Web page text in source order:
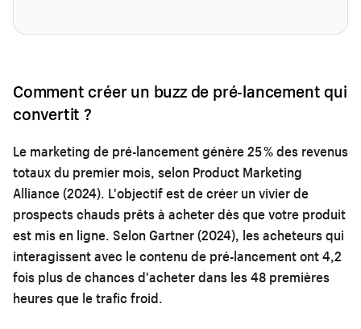
Comment créer un buzz de pré-lancement qui
convertit ?
Le marketing de pré-lancement génère 25 % des revenus
totaux du premier mois, selon Product Marketing
Alliance (2024). L'objectif est de créer un vivier de
prospects chauds prêts à acheter dès que votre produit
est mis en ligne. Selon Gartner (2024), les acheteurs qui
interagissent avec le contenu de pré-lancement ont 4,2
fois plus de chances d'acheter dans les 48 premières
heures que le trafic froid.